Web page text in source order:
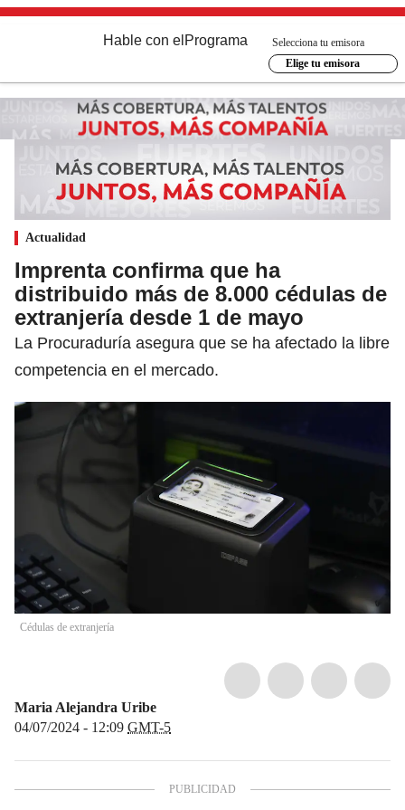
Hable con el Programa
Selecciona tu emisora
Elige tu emisora
Actualidad
Imprenta confirma que ha
distribuido más de 8.000 cédulas de
extranjería desde 1 de mayo
La Procuraduría asegura que se ha afectado la libre
competencia en el mercado.
Cédulas de extranjería
Maria Alejandra Uribe
04/07/2024 - 12:09 GMT-5